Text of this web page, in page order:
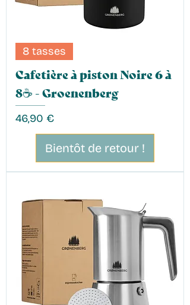
8 tasses
Cafetière à piston Noire 6 à
8☕️ - Groenenberg
Prix
46,90 €
Bientôt de retour !